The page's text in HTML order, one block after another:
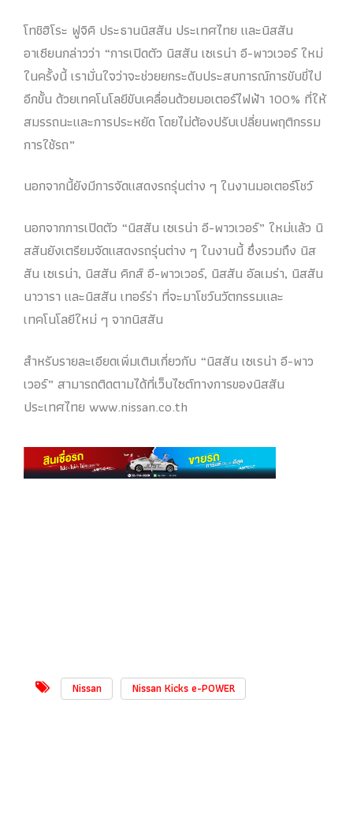
โทชิฮิโระ ฟูจิคิ ประธานนิสสัน ประเทศไทย และนิสสัน
อาเซียนกล่าวว่า “การเปิดตัว นิสสัน เซเรน่า อี-พาวเวอร์ ใหม่
ในครั้งนี้ เรามั่นใจว่าจะช่วยยกระดับประสบการณ์การขับขี่ไป
อีกขั้น ด้วยเทคโนโลยีขับเคลื่อนด้วยมอเตอร์ไฟฟ้า 100% ที่ให้
สมรรถนะและการประหยัด โดยไม่ต้องปรับเปลี่ยนพฤติกรรม
การใช้รถ”
นอกจากนี้ยังมีการจัดแสดงรถรุ่นต่าง ๆ ในงานมอเตอร์โชว์
นอกจากการเปิดตัว “นิสสัน เซเรน่า อี-พาวเวอร์” ใหม่แล้ว นิ
สสันยังเตรียมจัดแสดงรถรุ่นต่าง ๆ ในงานนี้ ซึ่งรวมถึง นิส
สัน เซเรน่า, นิสสัน คิกส์ อี-พาวเวอร์, นิสสัน อัลเมร่า, นิสสัน
นาวารา และนิสสัน เทอร์ร่า ที่จะมาโชว์นวัตกรรมและ
เทคโนโลยีใหม่ ๆ จากนิสสัน
สำหรับรายละเอียดเพิ่มเติมเกี่ยวกับ “นิสสัน เซเรน่า อี-พาว
เวอร์” สามารถติดตามได้ที่เว็บไซต์ทางการของนิสสัน
ประเทศไทย www.nissan.co.th
Nissan Nissan Kicks e-POWER